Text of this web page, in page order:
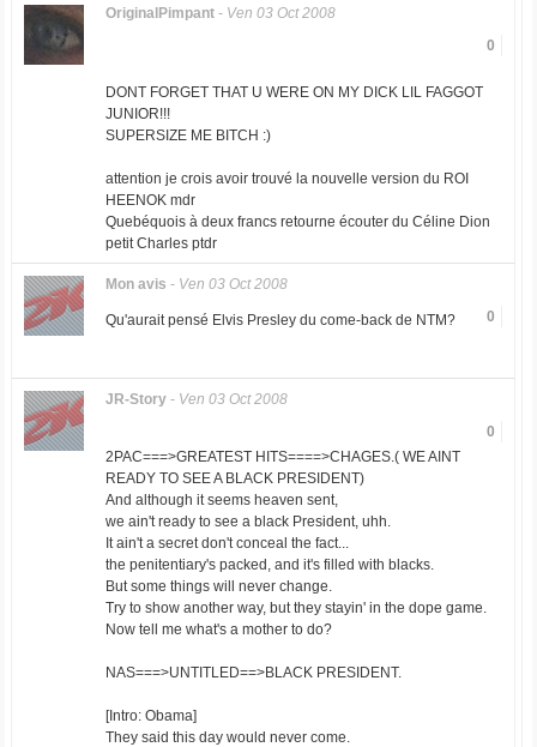
OriginalPimpant- Ven 03 Oct 2008
0
DONT FORGET THAT U WERE ON MY DICK LIL FAGGOT
JUNIOR!!!
SUPERSIZE ME BITCH :)
attention je crois avoir trouvé la nouvelle version du ROI
HEENOK mdr
Quebéquois à deux francs retourne écouter du Céline Dion
petit Charles ptdr
Mon avis - Ven 03 Oct 2008
0
Qu'aurait pensé Elvis Presley du come-back de NTM?
JR-Story- Ven 03 Oct 2008
0
2PAC===>GREATEST HITS====>CHAGES.( WE AINT
READY TO SEE A BLACK PRESIDENT)
And although it seems heaven sent,
we ain't ready to see a black President, uhh.
It ain't a secret don't conceal the fact...
the penitentiary's packed, and it's filled with blacks.
But some things will never change.
Try to show another way, but they stayin' in the dope game.
Now tell me what's a mother to do?
NAS===>UNTITLED==>BLACK PRESIDENT.
[Intro: Obama]
They said this day would never come.